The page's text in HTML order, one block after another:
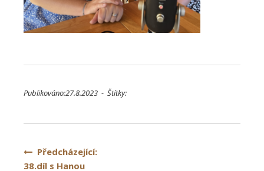
Publikováno:27.8.2023 - Štítky:
Navigace
Předcházející:
38.díl s Hanou